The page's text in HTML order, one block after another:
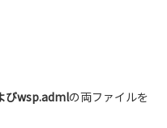
びwsp.admlの両ファイルを